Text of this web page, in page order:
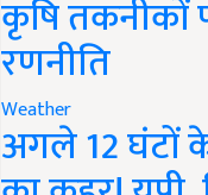
कृषि तकनीकों
रणनीति
Weather
अगले 12 घंटों